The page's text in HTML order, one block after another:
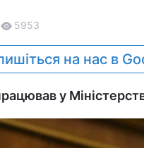
5953
на нас в
у